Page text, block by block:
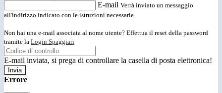
E-mail Verrà inviato un messaggio
all'indirizzo indicato con le istruzioni necessarie.
Non hai una e-mail associata al nome utente? Effettua il reset della password
tramite la Login Spaggiari
E-mail inviata, si prega di controllare la casella di posta elettronica!
Errore